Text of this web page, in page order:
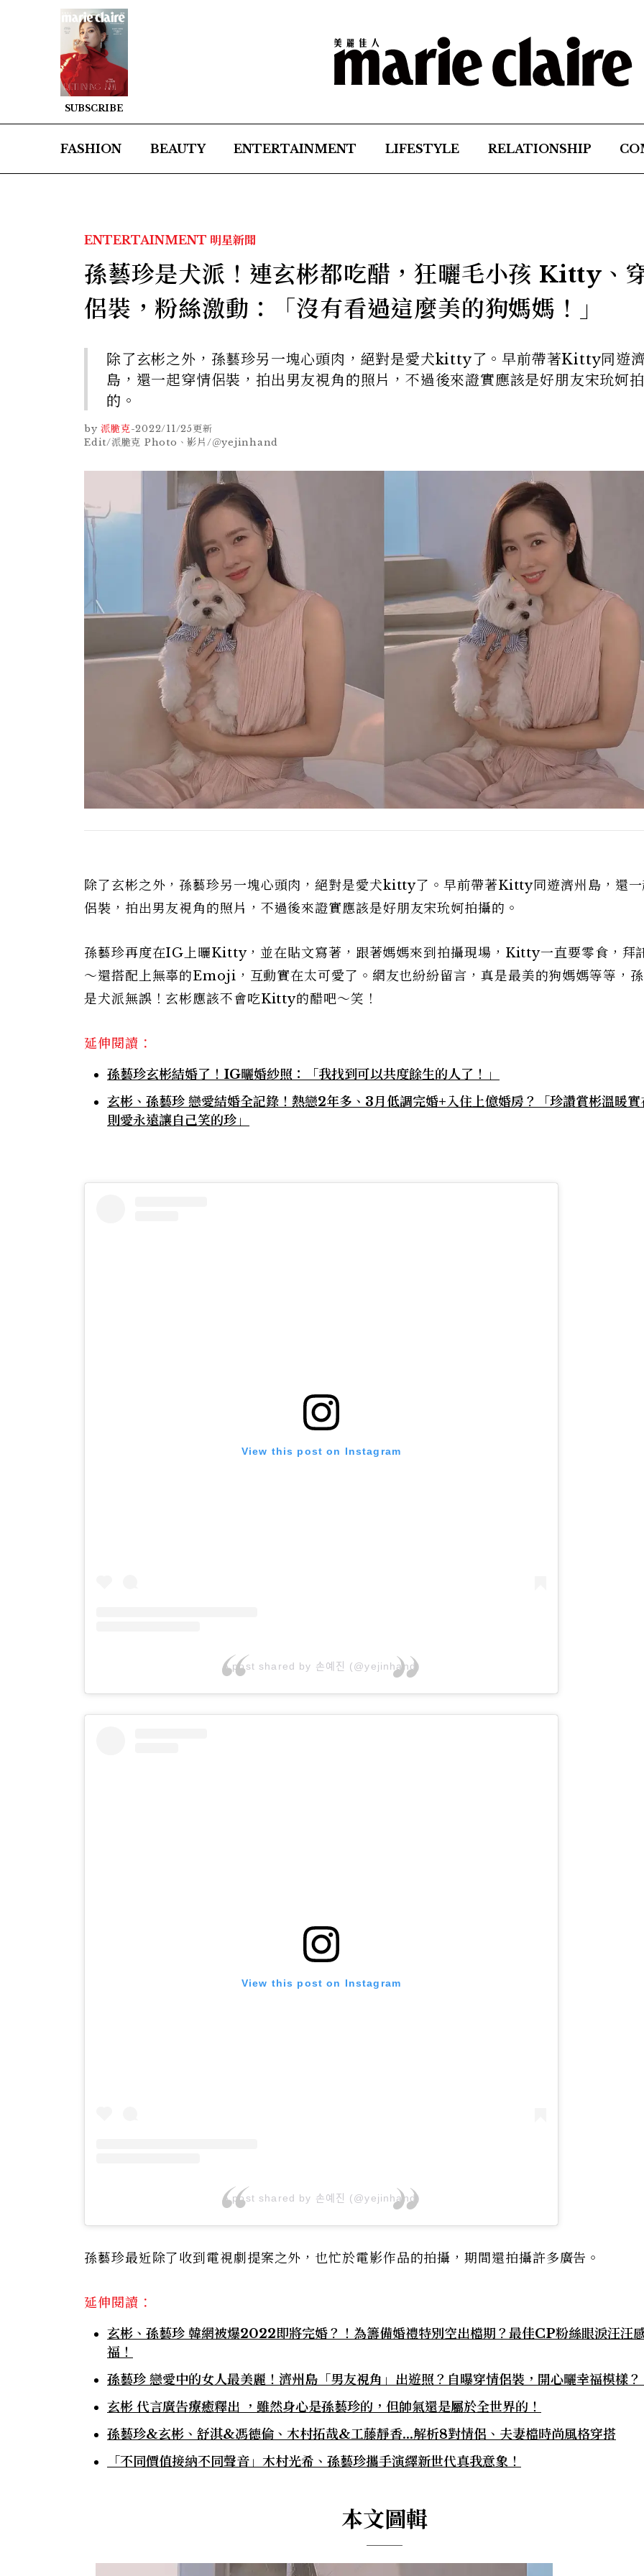
SUBSCRIBE
FASHION BEAUTY ENTERTAINMENT LIFESTYLE RELATIONSHIP
ENTERTAINMENT 明星新聞
孫藝珍是犬派！連玄彬都吃醋，狂曬毛小孩 Kitty、
侶裝，粉絲激動：「沒有看過這麼美的狗媽媽！」
除了玄彬之外，孫藝珍另一塊心頭肉，絕對是愛犬kitty了。早前帶著Kitty同遊
島，還一起穿情侶裝，拍出男友視角的照片，不過後來證實應該是好朋友宋玧妸
的。
by 派脆克-2022/11/25更新
Edit/派脆克 Photo、影片/＠yejinhand
除了玄彬之外，孫藝珍另一塊心頭肉，絕對是愛犬kitty了。早前帶著Kitty同遊濟州島，還一
侶裝，拍出男友視角的照片，不過後來證實應該是好朋友宋玧妸拍攝的。
孫藝珍再度在IG上曬Kitty，並在貼文寫著，跟著媽媽來到拍攝現場，Kitty一直要零食，拜
～還搭配上無辜的Emoji，互動實在太可愛了。網友也紛紛留言，真是最美的狗媽媽等等，
是犬派無誤！玄彬應該不會吃Kitty的醋吧～笑！
延伸閱讀：
孫藝珍玄彬結婚了！IG曬婚紗照：「我找到可以共度餘生的人了！」
玄彬、孫藝珍 戀愛結婚全記錄！熱戀2年多、3月低調完婚+入住上億婚房？「珍讚賞彬溫暖實
則愛永遠讓自己笑的珍」
View this post on Instagram
A post shared by 손예진 (@yejinhand)
View this post on Instagram
A post shared by 손예진 (@yejinhand)
孫藝珍最近除了收到電視劇提案之外，也忙於電影作品的拍攝，期間還拍攝許多廣告。
延伸閱讀：
玄彬、孫藝珍 韓網被爆2022即將完婚？！為籌備婚禮特別空出檔期？最佳CP粉絲眼淚汪汪
福！
孫藝珍 戀愛中的女人最美麗！濟州島「男友視角」出遊照？自曝穿情侶裝，開心曬幸福模樣？
玄彬 代言廣告療癒釋出 ，雖然身心是孫藝珍的，但帥氣還是屬於全世界的！
孫藝珍&玄彬、舒淇&馮德倫、木村拓哉&工藤靜香...解析8對情侶、夫妻檔時尚風格穿搭
「不同價值接納不同聲音」木村光希、孫藝珍攜手演繹新世代真我意象！
本文圖輯